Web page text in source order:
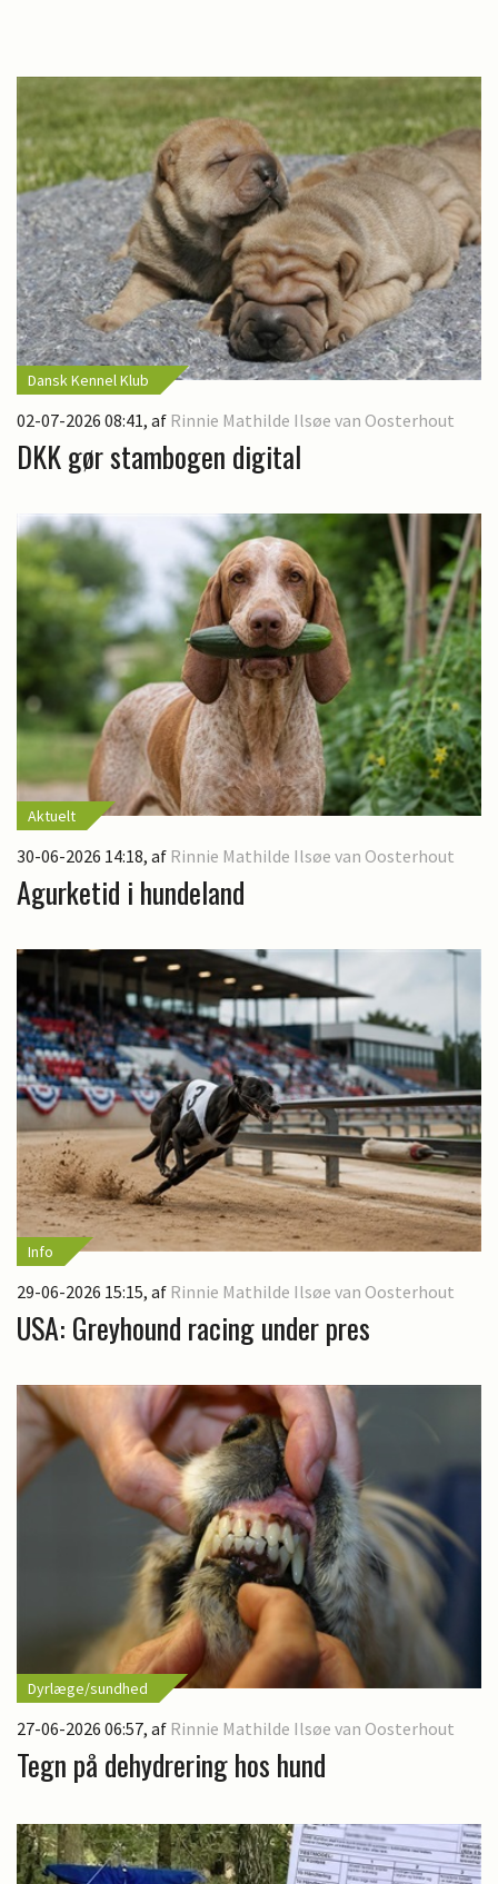
Dansk Kennel Klub
02-07-2026 08:41, af Rinnie Mathilde Ilsøe van Oosterhout
DKK gør stambogen digital
Aktuelt
30-06-2026 14:18, af Rinnie Mathilde Ilsøe van Oosterhout
Agurketid i hundeland
Info
29-06-2026 15:15, af Rinnie Mathilde Ilsøe van Oosterhout
USA: Greyhound racing under pres
Dyrlæge/sundhed
27-06-2026 06:57, af Rinnie Mathilde Ilsøe van Oosterhout
Tegn på dehydrering hos hund